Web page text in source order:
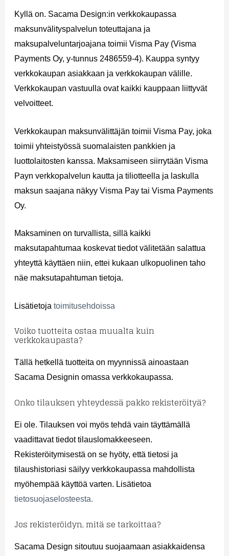
Kyllä on. Sacama Design:in verkkokaupassa
maksunvälityspalvelun toteuttajana ja
maksupalveluntarjoajana toimii Visma Pay (Visma
Payments Oy, y-tunnus 2486559-4). Kauppa syntyy
verkkokaupan asiakkaan ja verkkokaupan välille.
Verkkokaupan vastuulla ovat kaikki kauppaan liittyvät
velvoitteet.
Verkkokaupan maksunvälittäjän toimii Visma Pay, joka
toimii yhteistyössä suomalaisten pankkien ja
luottolaitosten kanssa. Maksamiseen siirrytään Visma
Payn verkkopalvelun kautta ja tiliotteella ja laskulla
maksun saajana näkyy Visma Pay tai Visma Payments
Oy.
Maksaminen on turvallista, sillä kaikki
maksutapahtumaa koskevat tiedot välitetään salattua
yhteyttä käyttäen niin, ettei kukaan ulkopuolinen taho
näe maksutapahtuman tietoja.
Lisätietojatoimitusehdoissa
Voiko tuotteita ostaa muualta kuin
verkkokaupasta?
Tällä hetkellä tuotteita on myynnissä ainoastaan
Sacama Designin omassa verkkokaupassa.
Onko tilauksen yhteydessä pakko rekisteröityä?
Ei ole. Tilauksen voi myös tehdä vain täyttämällä
vaadittavat tiedot tilauslomakkeeseen.
Rekisteröitymisestä on se hyöty, että tietosi ja
tilaushistoriasi säilyy verkkokaupassa mahdollista
myöhempää käyttöä varten. Lisätietoa
tietosuojaselosteesta.
Jos rekisteröidyn, mitä se tarkoittaa?
Sacama Design sitoutuu suojaamaan asiakkaidensa